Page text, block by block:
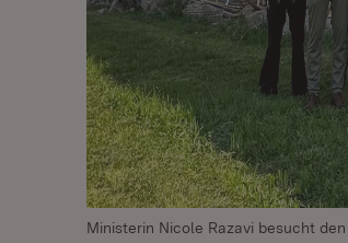
Ministerin Nicole Razavi besucht